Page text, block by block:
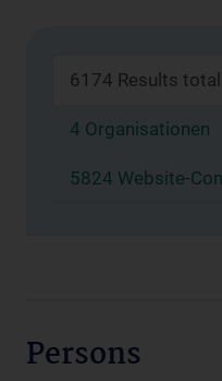
6174 Results total
4 Organisationen
5824 Website-
Persons